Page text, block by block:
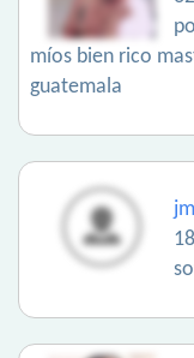
míos bien rico
guatemala